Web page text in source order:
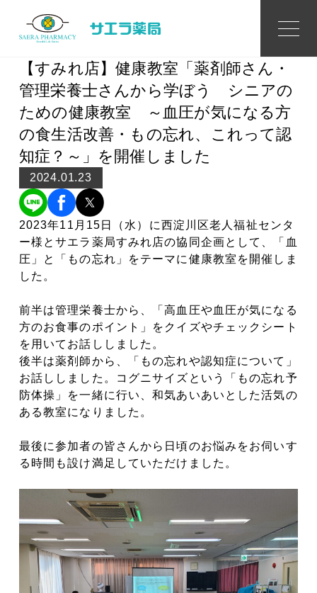
Topics
トピックス
【すみれ店】健康教室「薬剤師さん・
管理栄養士さんから学ぼう シニアの
ための健康教室 ～血圧が気になる方
の食生活改善・もの忘れ、これって認
知症？～」を開催しました
2024.01.23
2023年11月15日（水）に西淀川区老人福祉センタ
ー様とサエラ薬局すみれ店の協同企画として、「血
圧」と「もの忘れ」をテーマに健康教室を開催しま
した。
前半は管理栄養士から、「高血圧や血圧が気になる
方のお食事のポイント」をクイズやチェックシート
を用いてお話ししました。
後半は薬剤師から、「もの忘れや認知症について」
お話ししました。コグニサイズという「もの忘れ予
防体操」を一緒に行い、和気あいあいとした活気の
ある教室になりました。
最後に参加者の皆さんから日頃のお悩みをお伺いす
る時間も設け満足していただけました。